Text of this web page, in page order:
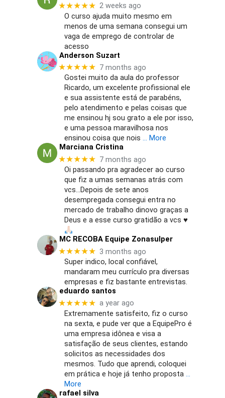
★★★★★ 2 weeks ago
O curso ajuda muito mesmo em
menos de uma semana consegui um
vaga de emprego de controlar de
acesso
Anderson Suzart
★★★★★ 7 months ago
Gostei muito da aula do professor
Ricardo, um excelente profissional ele
e sua assistente está de parabéns,
pelo atendimento e pelas coisas que
me ensinou hj sou grato a ele por isso,
e uma pessoa maravilhosa nos
ensinou coisa que nois … More
Marciana Cristina
★★★★★ 7 months ago
Oi passando pra agradecer ao curso
que fiz a umas semanas atrás com
vcs…Depois de sete anos
desempregada consegui entra no
mercado de trabalho dinovo graças a
Deus e a esse curso gratidão a vcs♥️
MC RECOBA Equipe Zonasulper
★★★★★ 3 months ago
Super indico, local confiável,
mandaram meu currículo pra diversas
empresas e fiz bastante entrevistas.
eduardo santos
★★★★★ a year ago
Extremamente satisfeito, fiz o curso
na sexta, e pude ver que a EquipePro é
uma empresa idônea e visa a
satisfação de seus clientes, estando
solicitos as necessidades dos
mesmos. Tudo que aprendi, coloquei
em prática e hoje já tenho proposta …
More
rafael silva